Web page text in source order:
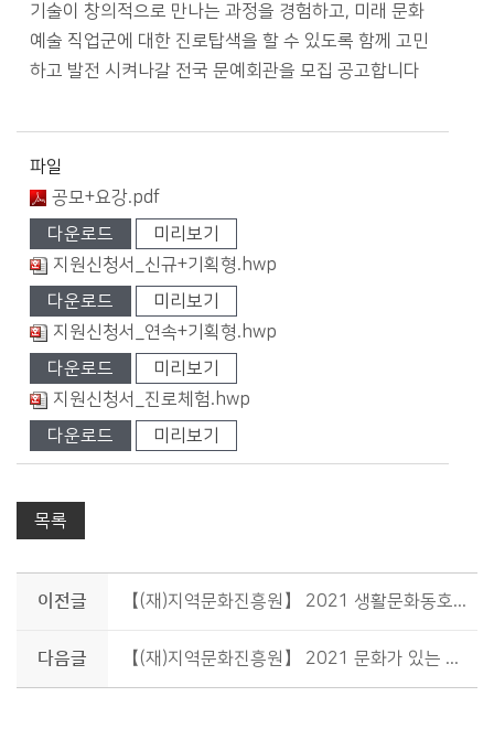
기술이 창의적으로 만나는 과정을 경험하고, 미래 문화
예술 직업군에 대한 진로탑색을 할 수 있도록 함께 고민
하고 발전 시켜나갈 전국 문예회관을 모집 공고합니다
파일
공모+요강.pdf
다운로드
미리보기
지원신청서_신규+기획형.hwp
다운로드
미리보기
지원신청서_연속+기획형.hwp
다운로드
미리보기
지원신청서_진로체험.hwp
다운로드
미리보기
목록
이전글 【(재)지역문화진흥원】 2021 생활문화동호회 활동 지원 모집 공고
다음글 【(재)지역문화진흥원】 2021 문화가 있는 날 동동동 문화놀이터 예술단체 공모